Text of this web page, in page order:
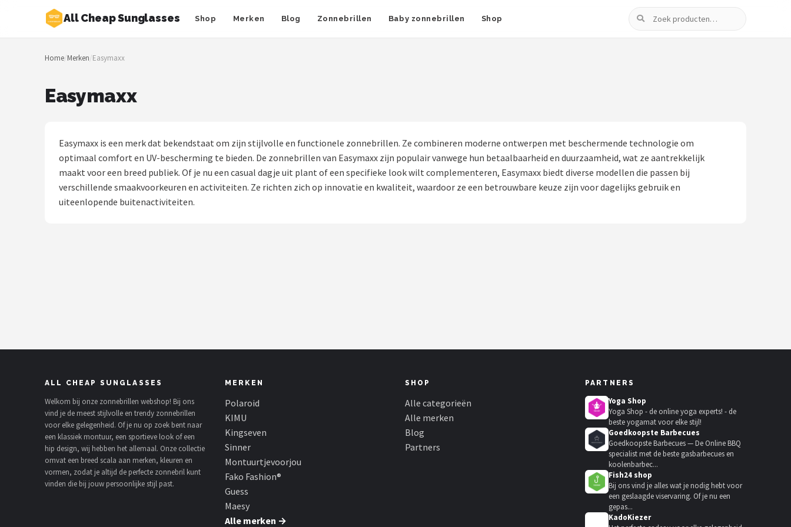
All Cheap Sunglasses Shop Merken Blog Zonnebrillen Baby zonnebrillen Shop
Zoeken
Zoeken
NAVIGATIE
Zonnebrillen
Baby zonnebrillen
Montuurtjevoorjou
Fako Fashion®
Guess
Maesy
Home/Merken/Easymaxx
Easymaxx
Easymaxx is een merk dat bekendstaat om zijn stijlvolle en functionele zonnebrillen. Ze combineren moderne ontwerpen met beschermende technologie om
optimaal comfort en UV-bescherming te bieden. De zonnebrillen van Easymaxx zijn populair vanwege hun betaalbaarheid en duurzaamheid, wat ze aantrekkelijk
maakt voor een breed publiek. Of je nu een casual dagje uit plant of een specifieke look wilt complementeren, Easymaxx biedt diverse modellen die passen bij
verschillende smaakvoorkeuren en activiteiten. Ze richten zich op innovatie en kwaliteit, waardoor ze een betrouwbare keuze zijn voor dagelijks gebruik en
uiteenlopende buitenactiviteiten.
ALL CHEAP SUNGLASSES
Welkom bij onze zonnebrillen webshop! Bij ons
vind je de meest stijlvolle en trendy zonnebrillen
voor elke gelegenheid. Of je nu op zoek bent naar
een klassiek montuur, een sportieve look of een
hip design, wij hebben het allemaal. Onze collectie
omvat een breed scala aan merken, kleuren en
vormen, zodat je altijd de perfecte zonnebril kunt
vinden die bij jouw persoonlijke stijl past.
MERKEN
Polaroid
KIMU
Kingseven
Sinner
Montuurtjevoorjou
Fako Fashion®
Guess
Maesy
Alle merken →
SHOP
Alle categorieën
Alle merken
Blog
Partners
PARTNERS
Yoga Shop
Yoga Shop - de online yoga experts! - de
beste yogamat voor elke stijl!
Goedkoopste Barbecues
Goedkoopste Barbecues — De Online BBQ
specialist met de beste gasbarbecues en
koolenbarbec...
Fish24 shop
Bij ons vind je alles wat je nodig hebt voor
een geslaagde viservaring. Of je nu een
gepas...
KadoKiezer